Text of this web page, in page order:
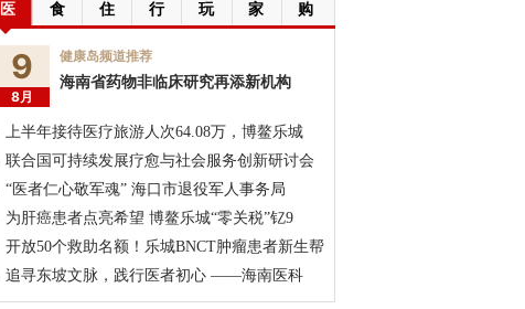
医 食 住 行 玩 家 购
9
8月
健康岛频道推荐
海南省药物非临床研究再添新机构
上半年接待医疗旅游人次64.08万，博鳌乐城
联合国可持续发展疗愈与社会服务创新研讨会
“医者仁心敬军魂” 海口市退役军人事务局
为肝癌患者点亮希望 博鳌乐城“零关税”钇9
开放50个救助名额！乐城BNCT肿瘤患者新生帮
追寻东坡文脉，践行医者初心 ——海南医科